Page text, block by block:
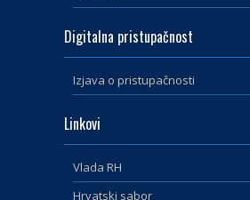
Digitalna pristupačnost
Izjava o pristupačnosti
Linkovi
Vlada RH
Hrvatski sabor